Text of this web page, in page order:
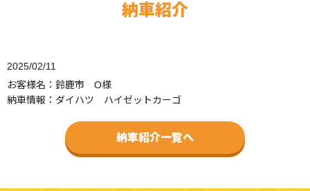
納車紹介
2025/02/11
お客様名：鈴鹿市 O様
納車情報：ダイハツ ハイゼットカーゴ
納車紹介一覧へ